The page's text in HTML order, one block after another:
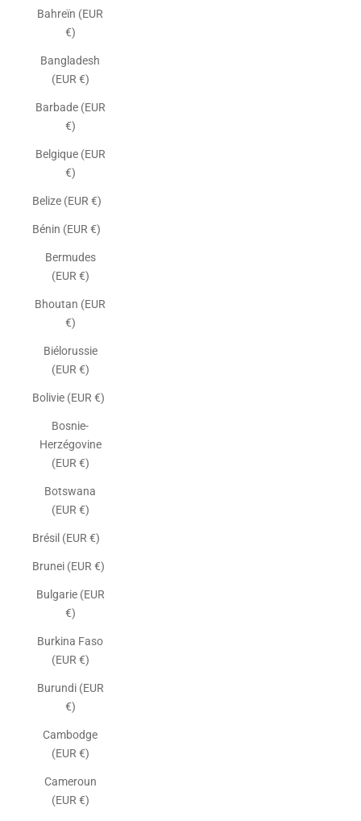
Bahreïn (EUR
€)
Bangladesh
(EUR €)
Barbade (EUR
€)
Belgique (EUR
€)
Belize (EUR €)
Bénin (EUR €)
Bermudes
(EUR €)
Bhoutan (EUR
€)
Biélorussie
(EUR €)
Bolivie (EUR €)
Bosnie-
Herzégovine
(EUR €)
Botswana
(EUR €)
Brésil (EUR €)
Brunei (EUR €)
Bulgarie (EUR
€)
Burkina Faso
(EUR €)
Burundi (EUR
€)
Cambodge
(EUR €)
Cameroun
(EUR €)